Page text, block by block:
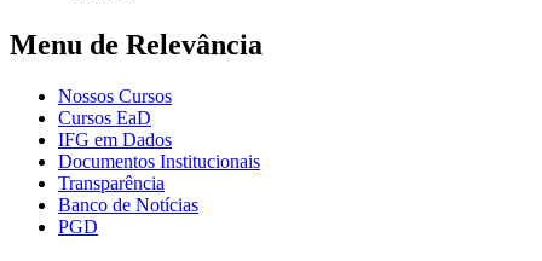
Menu de Relevância
Nossos Cursos
Cursos EaD
IFG em Dados
Documentos Institucionais
Transparência
Banco de Notícias
PGD